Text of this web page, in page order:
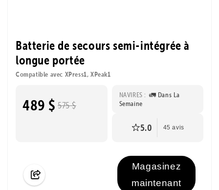
Batterie de secours semi-intégrée à
longue portée
Compatible avec XPress1, XPeak1
489 $ 575 $
NAVIRES : 🚛 Dans La
Semaine
5.0 45 avis
Magasinez
maintenant